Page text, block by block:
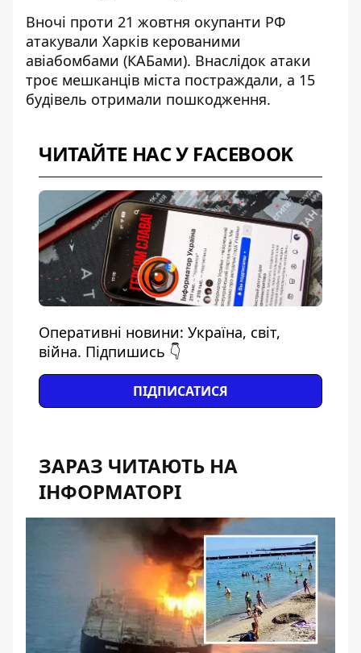
Вночі проти 21 жовтня окупанти РФ
атакували Харків керованими
авіабомбами (КАБами). Внаслідок атаки
троє мешканців міста постраждали, а 15
будівель отримали пошкодження.
ЧИТАЙТЕ НАС У FACEBOOK
Оперативні новини: Україна, світ,
війна. Підпишись 👇
ПІДПИСАТИСЯ
ЗАРАЗ ЧИТАЮТЬ НА
ІНФОРМАТОРІ